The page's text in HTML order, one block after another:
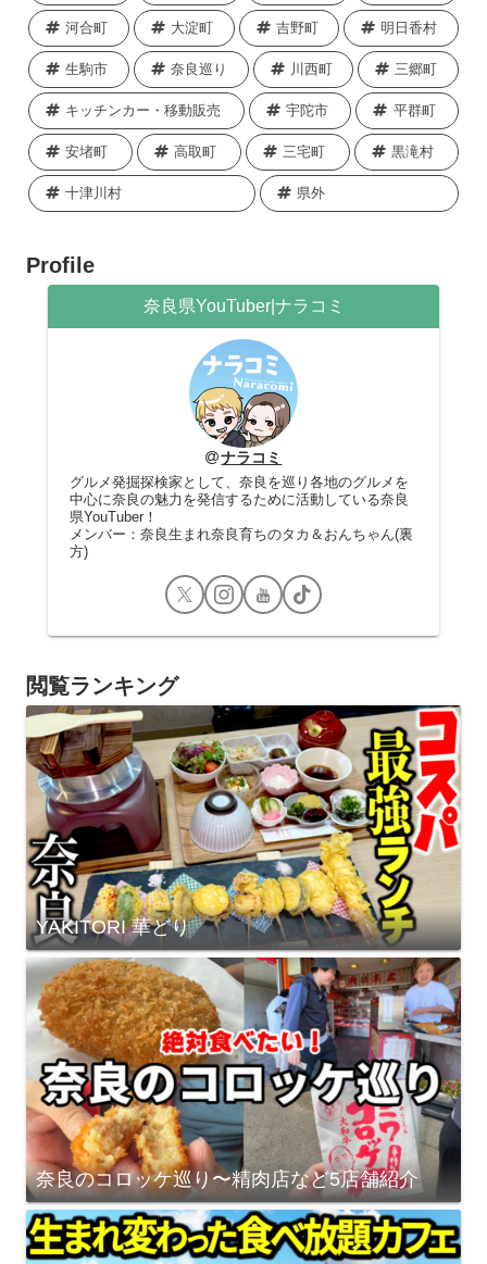
河合町 大淀町 吉野町 明日香村
生駒市 奈良巡り 川西町 三郷町
キッチンカー・移動販売 宇陀市 平群町
安堵町 高取町 三宅町 黒滝村
十津川村 県外
Profile
奈良県YouTuber|ナラコミ
ナラコミ
グルメ発掘探検家として、奈良を巡り各地のグルメを
中心に奈良の魅力を発信するために活動している奈良
県YouTuber！
メンバー：奈良生まれ奈良育ちのタカ＆おんちゃん(裏
方)
閲覧ランキング
YAKITORI 華どり
奈良のコロッケ巡り〜精肉店など5店舗紹介